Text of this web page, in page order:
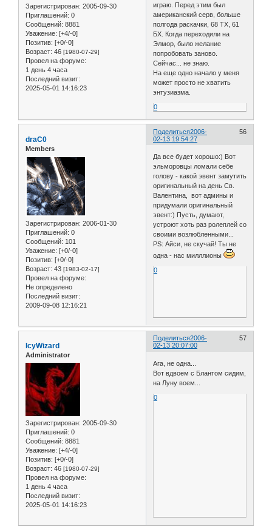
Зарегистрирован: 2005-09-30
Приглашений: 0
Сообщений: 8881
Уважение: [+4/-0]
Позитив: [+0/-0]
Возраст: 46 [1980-07-29]
Провел на форуме:
1 день 4 часа
Последний визит:
2025-05-01 14:16:23
играю. Перед этим был
американский серв, больше
полгода раскачки, 68 ТХ, 61
БХ. Когда переходили на
Элмор, было желание
попробовать заново.
Сейчас... не знаю.
На еще одно начало у меня
может просто не хватить
энтузиазма.
0
Поделиться 56
2006-
02-13 19:54:27
draC0
Members
Зарегистрирован: 2006-01-30
Приглашений: 0
Сообщений: 101
Уважение: [+0/-0]
Позитив: [+0/-0]
Возраст: 43 [1983-02-17]
Провел на форуме:
Не определено
Последний визит:
2009-09-08 12:16:21
Да все будет хорошо:) Вот
эльморовцы ломали себе
голову - какой эвент замутить
оригинальный на день Св.
Валентина, вот админы и
придумали оригинальный
эвент:) Пусть, думают,
устроют хоть раз ролеплей со
своими возлюбленными...
PS: Айси, не скучай! Ты не
одна - нас милллионы
0
Поделиться 57
2006-
02-13 20:07:00
IcyWizard
Administrator
Зарегистрирован: 2005-09-30
Приглашений: 0
Сообщений: 8881
Уважение: [+4/-0]
Позитив: [+0/-0]
Возраст: 46 [1980-07-29]
Провел на форуме:
1 день 4 часа
Последний визит:
2025-05-01 14:16:23
Ага, не одна...
Вот вдвоем с Блантом сидим,
на Луну воем...
0